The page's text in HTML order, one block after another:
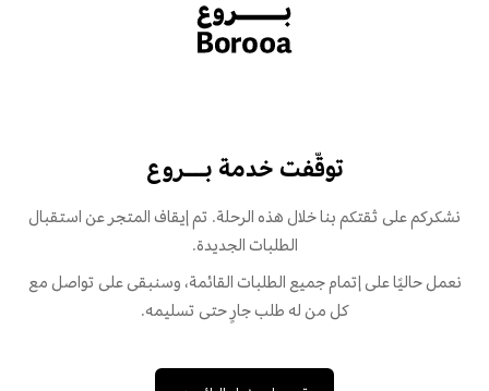
توقّفت خدمة بـــروع
نشكركم على ثقتكم بنا خلال هذه الرحلة. تم إيقاف المتجر عن استقبال
الطلبات الجديدة.
نعمل حاليًا على إتمام جميع الطلبات القائمة، وسنبقى على تواصل مع
كل من له طلب جارٍ حتى تسليمه.